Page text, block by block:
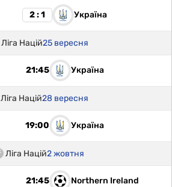
2 : 1 Україна
Ліга Націй25 вересня
21:45 Україна
Ліга Націй28 вересня
19:00 Україна
Ліга Націй2 жовтня
21:45 Northern Ireland